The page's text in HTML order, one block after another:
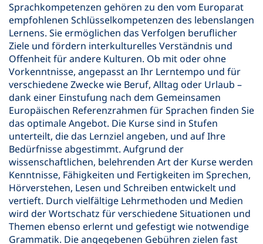
Sprachkompetenzen gehören zu den vom Europarat
empfohlenen Schlüsselkompetenzen des lebenslangen
Lernens. Sie ermöglichen das Verfolgen beruflicher
Ziele und fördern interkulturelles Verständnis und
Offenheit für andere Kulturen. Ob mit oder ohne
Vorkenntnisse, angepasst an Ihr Lerntempo und für
verschiedene Zwecke wie Beruf, Alltag oder Urlaub –
dank einer Einstufung nach dem Gemeinsamen
Europäischen Referenzrahmen für Sprachen finden Sie
das optimale Angebot. Die Kurse sind in Stufen
unterteilt, die das Lernziel angeben, und auf Ihre
Bedürfnisse abgestimmt. Aufgrund der
wissenschaftlichen, belehrenden Art der Kurse werden
Kenntnisse, Fähigkeiten und Fertigkeiten im Sprechen,
Hörverstehen, Lesen und Schreiben entwickelt und
vertieft. Durch vielfältige Lehrmethoden und Medien
wird der Wortschatz für verschiedene Situationen und
Themen ebenso erlernt und gefestigt wie notwendige
Grammatik. Die angegebenen Gebühren zielen fast